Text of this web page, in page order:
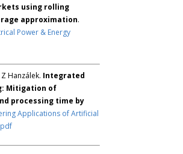
using rolling
approximation.
Power & Energy
Hanzálek. Integrated
Mitigation of
processing time by
Applications of Artificial
pdf